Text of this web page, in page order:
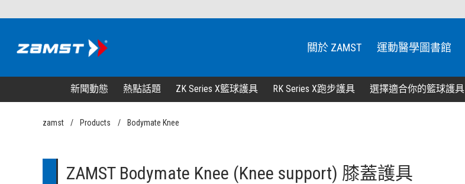
關於 ZAMST 運動醫學圖書館
新聞動態 熱點話題 ZK Series X籃球護具 RK Series X跑步護具 選擇適合你的籃球護具
zamst Products Bodymate Knee
ZAMST Bodymate Knee (Knee support) 膝蓋護具